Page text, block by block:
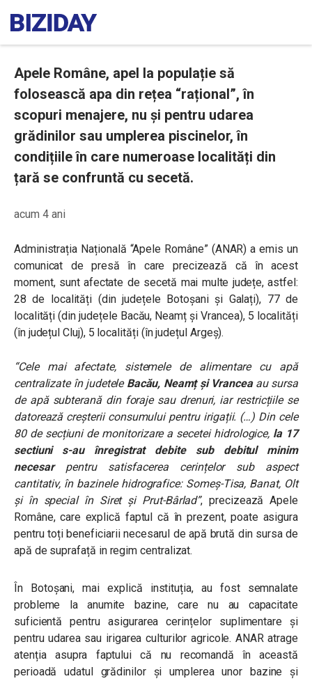
Apele Române, apel la populație să
folosească apa din rețea “rațional”, în
scopuri menajere, nu și pentru udarea
grădinilor sau umplerea piscinelor, în
condițiile în care numeroase localități din
țară se confruntă cu secetă.
acum 4 ani
Administrația Națională “Apele Române” (ANAR) a emis un
comunicat de presă în care precizează că în acest
moment, sunt afectate de secetă mai multe județe, astfel:
28 de localități (din județele Botoșani și Galați), 77 de
localități (din județele Bacău, Neamț și Vrancea), 5 localități
(în județul Cluj), 5 localități (în județul Argeș).
“Cele mai afectate, sistemele de alimentare cu apă
centralizate în judetele Bacău, Neamț și Vranceaau sursa
de apă subterană din foraje sau drenuri, iar restricțiile se
datorează creșterii consumului pentru irigații. (…) Din cele
80 de secțiuni de monitorizare a secetei hidrologice, la 17
sectiuni s-au înregistrat debite sub debitul minim
necesarpentru satisfacerea cerințelor sub aspect
cantitativ, în bazinele hidrografice: Someș-Tisa, Banat, Olt
și în special în Siret și Prut-Bârlad”, precizează Apele
Române, care explică faptul că în prezent, poate asigura
pentru toți beneficiarii necesarul de apă brută din sursa de
apă de suprafață in regim centralizat.
În Botoșani, mai explică instituția, au fost semnalate
probleme la anumite bazine, care nu au capacitate
suficientă pentru asigurarea cerințelor suplimentare și
pentru udarea sau irigarea culturilor agricole. ANAR atrage
atenția asupra faptului că nu recomandă în această
perioadă udatul grădinilor și umplerea unor bazine și